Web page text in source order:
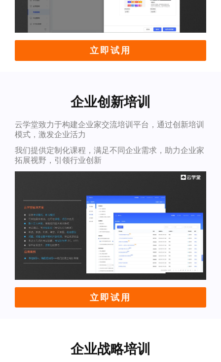
立即试用
企业创新培训
云学堂致力于构建企业家交流培训平台，通过创新培训
模式，激发企业活力
我们提供定制化课程，满足不同企业需求，助力企业家
拓展视野，引领行业创新
立即试用
企业战略培训